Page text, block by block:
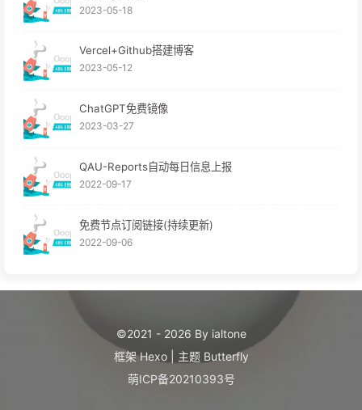
2023-05-18
Vercel+Github搭建博客
2023-05-12
ChatGPT免费镜像
2023-03-27
QAU-Reports自动每日信息上报
2022-09-17
免费节点订阅链接(持续更新)
2022-09-06
©2021 - 2026 By ialtone
框架Hexo 主题 Butterfly
萌ICP备20210393号